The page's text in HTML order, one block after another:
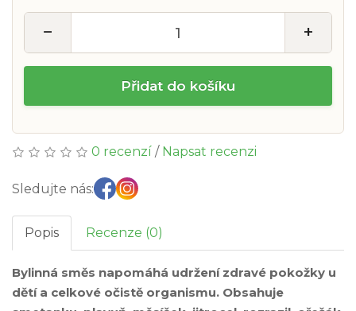
− +
Přidat do košíku
0 recenzí / Napsat recenzi
Sledujte nás:
Popis Recenze (0)
Bylinná směs napomáhá udržení zdravé pokožky u
dětí a celkové očistě organismu. Obsahuje